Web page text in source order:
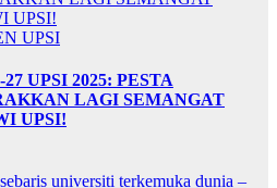
UPSI
UPSI 2025: PESTA
LAGI SEMANGAT
UPSI!